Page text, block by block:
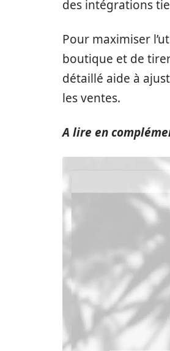
des intégrations
Pour maximiser
boutique et de
détaillé aide à
les ventes.
A lire en